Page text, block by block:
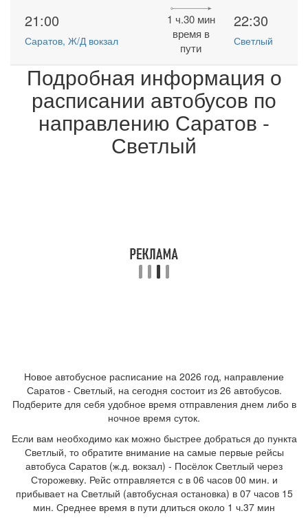
21:00
Саратов, Ж/Д вокзал
1 ч.30 мин
время в
пути
22:30
Светлый
Подробная информация о
расписании автобусов по
направлению Саратов -
Светлый
Новое автобусное расписание на 2026 год, направление
Саратов - Светлый, на сегодня состоит из 26 автобусов.
Подберите для себя удобное время отправления днем либо в
ночное время суток.
Если вам необходимо как можно быстрее добраться до пункта
Светлый, то обратите внимание на самые первые рейсы
автобуса Саратов (ж.д. вокзал) - Посёлок Светлый через
Сторожевку. Рейс отправляется с в 06 часов 00 мин. и
прибывает на Светлый (автобусная остановка) в 07 часов 15
мин. Среднее время в пути длиться около 1 ч.37 мин